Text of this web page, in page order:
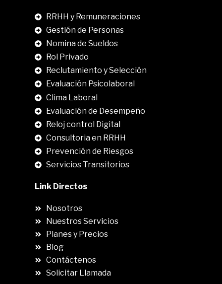
RRHH y Remuneraciones
Gestión de Personas
Nomina de Sueldos
Rol Privado
Reclutamiento y Selección
Evaluación Psicolaboral
Clima Laboral
Evaluación de Desempeño
Reloj control Digital
Consultoria en RRHH
Prevención de Riesgos
Servicios Transitorios
Link Directos
Nosotros
Nuestros Servicios
Planes y Precios
Blog
Contáctenos
Solicitar Llamada